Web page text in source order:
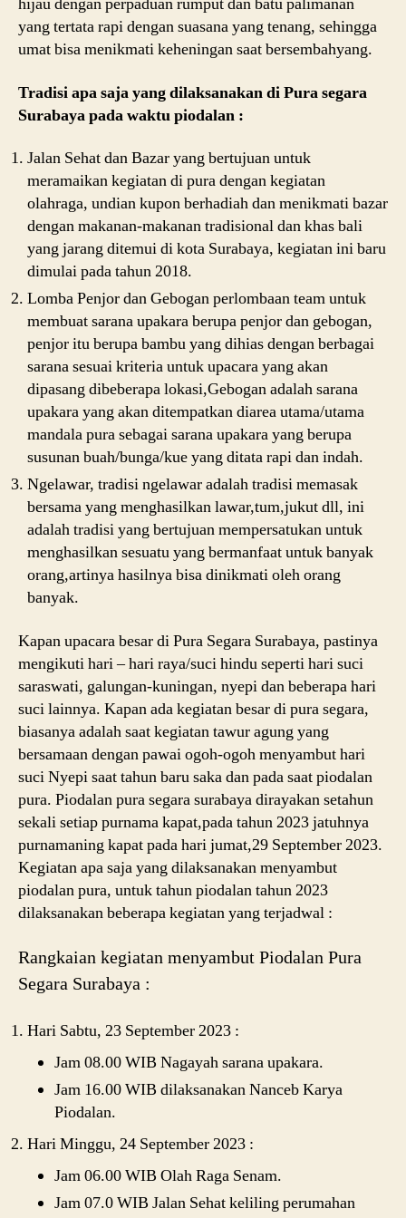
yang tertata rapi dengan suasana yang tenang, sehingga
umat bisa menikmati keheningan saat bersembahyang.
Tradisi apa saja yang dilaksanakan di Pura segara
Surabaya pada waktu piodalan :
Jalan Sehat dan Bazar yang bertujuan untuk
meramaikan kegiatan di pura dengan kegiatan
olahraga, undian kupon berhadiah dan menikmati bazar
dengan makanan-makanan tradisional dan khas bali
yang jarang ditemui di kota Surabaya, kegiatan ini baru
dimulai pada tahun 2018.
Lomba Penjor dan Gebogan perlombaan team untuk
membuat sarana upakara berupa penjor dan gebogan,
penjor itu berupa bambu yang dihias dengan berbagai
sarana sesuai kriteria untuk upacara yang akan
dipasang dibeberapa lokasi,Gebogan adalah sarana
upakara yang akan ditempatkan diarea utama/utama
mandala pura sebagai sarana upakara yang berupa
susunan buah/bunga/kue yang ditata rapi dan indah.
Ngelawar, tradisi ngelawar adalah tradisi memasak
bersama yang menghasilkan lawar,tum,jukut dll, ini
adalah tradisi yang bertujuan mempersatukan untuk
menghasilkan sesuatu yang bermanfaat untuk banyak
orang,artinya hasilnya bisa dinikmati oleh orang
banyak.
Kapan upacara besar di Pura Segara Surabaya, pastinya
mengikuti hari – hari raya/suci hindu seperti hari suci
saraswati, galungan-kuningan, nyepi dan beberapa hari
suci lainnya. Kapan ada kegiatan besar di pura segara,
biasanya adalah saat kegiatan tawur agung yang
bersamaan dengan pawai ogoh-ogoh menyambut hari
suci Nyepi saat tahun baru saka dan pada saat piodalan
pura. Piodalan pura segara surabaya dirayakan setahun
sekali setiap purnama kapat,pada tahun 2023 jatuhnya
purnamaning kapat pada hari jumat,29 September 2023.
Kegiatan apa saja yang dilaksanakan menyambut
piodalan pura, untuk tahun piodalan tahun 2023
dilaksanakan beberapa kegiatan yang terjadwal :
Rangkaian kegiatan menyambut Piodalan Pura
Segara Surabaya :
Hari Sabtu, 23 September 2023 :
Jam 08.00 WIB Nagayah sarana upakara.
Jam 16.00 WIB dilaksanakan Nanceb Karya
Piodalan.
Hari Minggu, 24 September 2023 :
Jam 06.00 WIB Olah Raga Senam.
Jam 07.0 WIB Jalan Sehat keliling perumahan